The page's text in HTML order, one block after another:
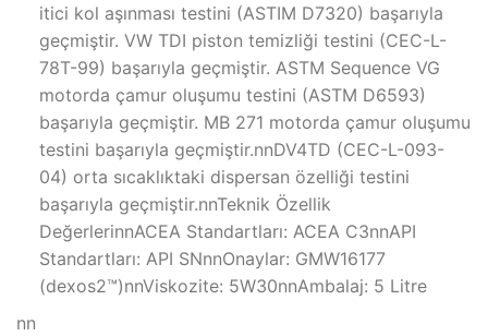
itici kol aşınması testini (ASTIM D7320) başarıyla
geçmiştir. VW TDI piston temizliği testini (CEC-L-
78T-99) başarıyla geçmiştir. ASTM Sequence VG
motorda çamur oluşumu testini (ASTM D6593)
başarıyla geçmiştir. MB 271 motorda çamur oluşumu
testini başarıyla geçmiştir.nnDV4TD (CEC-L-093-
04) orta sıcaklıktaki dispersan özelliği testini
başarıyla geçmiştir.nnTeknik Özellik
DeğerlerinnACEA Standartları: ACEA C3nnAPI
Standartları: API SNnnOnaylar: GMW16177
(dexos2™)nnViskozite: 5W30nnAmbalaj: 5 Litre
nn